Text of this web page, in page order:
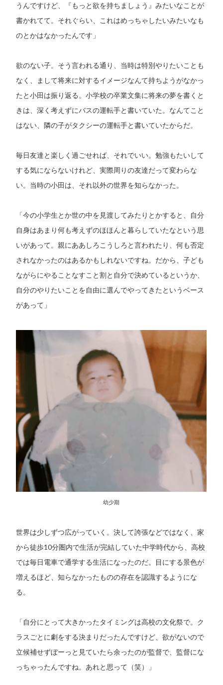
うんですけど、『もっと欲を持ちましょう』みたいなことが
書かれてて。それぐらい、これはめっちゃしたいみたいなも
のとかはなかったんです」
欲のない子。そう言われる通り、当時は特別やりたいことも
なく、まして将来に対するイメージなんて持ちようがなかっ
たと小田は振り返る。小学校の卒業文集に将来の夢を書くと
きは、深く考えずにバスの運転手と書いていた。なんてこと
はない、隣の子がタクシーの運転手と書いていたからだ。
毎日友達と楽しく過ごせれば、それでいい。勉強もたいして
する気にならないけれど、実際周りの友達だって変わらな
い。当時の小田は、それ以外の世界を知らなかった。
「今の小学生とか世の中を見渡してみたりとかすると、自分
自身はあまり何も考えずのほほんと暮らしていたなという思
いがあって。親にああしろこうしろと言われたり、何も否定
されなかったのはあるかもしれないですね。だから、子ども
ながらにやることなすこと割と自分で決めているというか、
自分のやりたいことを自由に選んでやってきたというベース
があって」
幼少期
世界は少しずつ広がっていく。決して誇張などではなく、家
から徒歩10分圏内で生活が完結していた中学時代から、高校
では毎日電車で通学する生活になったのだ。目にする景色が
増えるほど、知らなかったものの存在を認識するようにな
る。
「自分にとって大きかったタイミングは高校の文化祭で。ク
ラスごとに劇をする決まりだったんですけど、欲がないので
立候補せずぼーっと見ていたら余ったのが監督で、監督にな
っちゃったんですね。あれと思って（笑）」